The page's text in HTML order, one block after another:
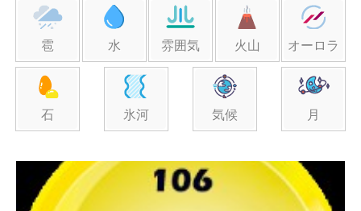
雹 水 雰囲気 火山 オーロラ
石 氷河 気候 月